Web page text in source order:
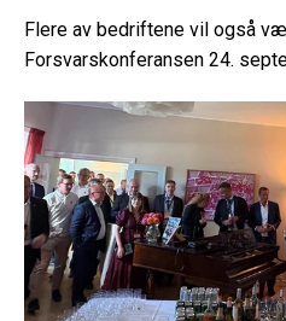
Flere av bedriftene vil også
Forsvarskonferansen 24.